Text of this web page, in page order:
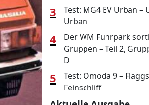
3
Test: MG4 EV Urban –
Urban
4
Der WM Fuhrpark
Gruppen – Teil 2,
D
5
Test: Omoda 9 –
Feinschliff